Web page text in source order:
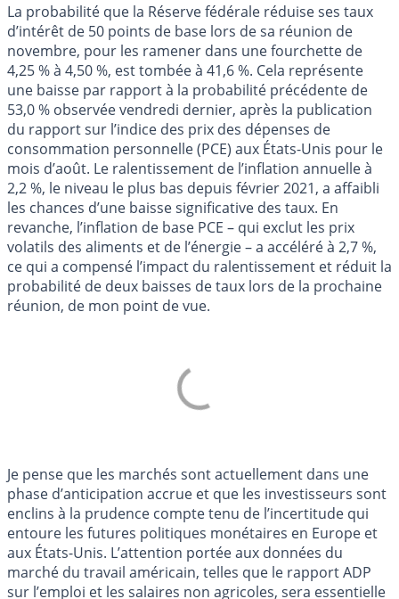
La probabilité que la Réserve fédérale réduise ses taux
d’intérêt de 50 points de base lors de sa réunion de
novembre, pour les ramener dans une fourchette de
4,25 % à 4,50 %, est tombée à 41,6 %. Cela représente
une baisse par rapport à la probabilité précédente de
53,0 % observée vendredi dernier, après la publication
du rapport sur l’indice des prix des dépenses de
consommation personnelle (PCE) aux États-Unis pour le
mois d’août. Le ralentissement de l’inflation annuelle à
2,2 %, le niveau le plus bas depuis février 2021, a affaibli
les chances d’une baisse significative des taux. En
revanche, l’inflation de base PCE – qui exclut les prix
volatils des aliments et de l’énergie – a accéléré à 2,7 %,
ce qui a compensé l’impact du ralentissement et réduit la
probabilité de deux baisses de taux lors de la prochaine
réunion, de mon point de vue.
Je pense que les marchés sont actuellement dans une
phase d’anticipation accrue et que les investisseurs sont
enclins à la prudence compte tenu de l’incertitude qui
entoure les futures politiques monétaires en Europe et
aux États-Unis. L’attention portée aux données du
marché du travail américain, telles que le rapport ADP
sur l’emploi et les salaires non agricoles, sera essentielle